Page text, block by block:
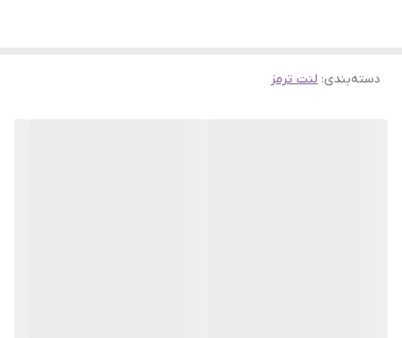
دسته‌بندی: لنت ترمز